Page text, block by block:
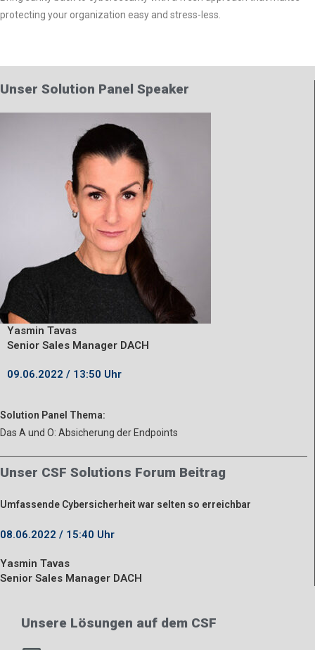
protecting your organization easy and stress-less.
Unser Solution Panel Speaker
Yasmin Tavas
Senior Sales Manager DACH
09.06.2022 / 13:50 Uhr
Solution Panel Thema:
Das A und O: Absicherung der Endpoints
Unser CSF Solutions Forum Beitrag
Umfassende Cybersicherheit war selten so erreichbar
08.06.2022 / 15:40 Uhr
Yasmin Tavas
Senior Sales Manager DACH
Unsere Lösungen auf dem CSF